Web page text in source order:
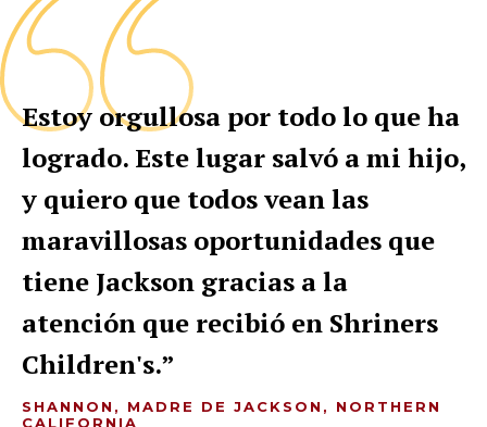
Estoy orgullosa por todo lo que ha
logrado. Este lugar salvó a mi hijo,
y quiero que todos vean las
maravillosas oportunidades que
tiene Jackson gracias a la
atención que recibió en Shriners
Children's.
SHANNON, MADRE DE JACKSON, NORTHERN
CALIFORNIA